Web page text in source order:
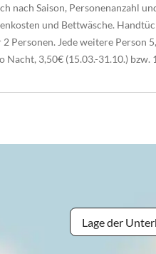
nach Saison, Personenanzahl
und Bettwäsche.
Personen. Jede weitere Person
Nacht, 3,50€ (15.03.-31.10.)
Lage der